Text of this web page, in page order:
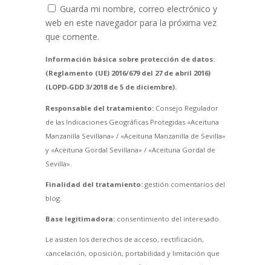
Guarda mi nombre, correo electrónico y
web en este navegador para la próxima vez
que comente.
Información básica sobre protección de datos:
(Reglamento (UE) 2016/679 del 27 de abril 2016)
(LOPD-GDD 3/2018 de 5 de diciembre).
Responsable del tratamiento:Consejo Regulador
de las Indicaciones Geográficas Protegidas «Aceituna
Manzanilla Sevillana» / «Aceituna Manzanilla de Sevilla»
y «Aceituna Gordal Sevillana» / «Aceituna Gordal de
Sevilla».
Finalidad del tratamiento:gestión comentarios del
blog.
Base legitimadora:consentimiento del interesado.
Le asisten los derechos de acceso, rectificación,
cancelación, oposición, portabilidad y limitación que